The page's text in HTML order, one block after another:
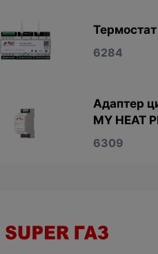
Термостат
6284
Адаптер
MY HEAT
6309